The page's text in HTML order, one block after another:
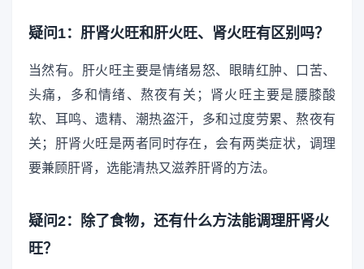
疑问1：肝肾火旺和肝火旺、肾火旺有区别吗？
当然有。肝火旺主要是情绪易怒、眼睛红肿、口苦、
头痛，多和情绪、熬夜有关；肾火旺主要是腰膝酸
软、耳鸣、遗精、潮热盗汗，多和过度劳累、熬夜有
关；肝肾火旺是两者同时存在，会有两类症状，调理
要兼顾肝肾，选能清热又滋养肝肾的方法。
疑问2：除了食物，还有什么方法能调理肝肾火
旺？